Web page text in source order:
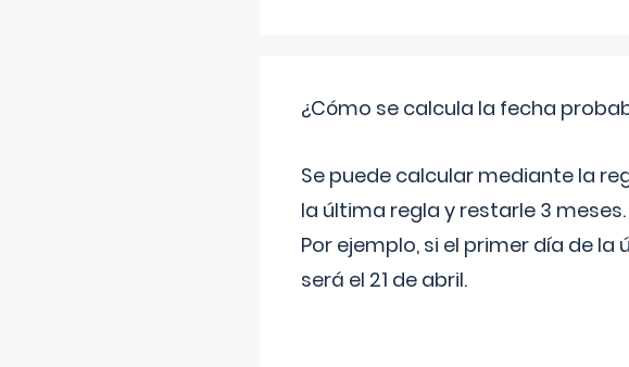
¿Cómo se calcula la fecha
Se puede calcular mediante la
la última regla y restarle 3 meses.
Por ejemplo, si el primer día de
será el 21 de abril.